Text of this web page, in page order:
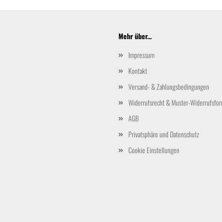
Mehr über...
Impressum
Kontakt
Versand- & Zahlungsbedingungen
Widerrufsrecht & Muster-
AGB
Privatsphäre und Datenschutz
Cookie Einstellungen